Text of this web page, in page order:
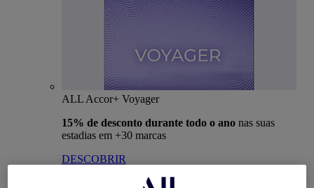
ALL Accor+ Voyager
15% de desconto durante todo o ano nas suas
estadias em +30 marcas
DESCOBRIR